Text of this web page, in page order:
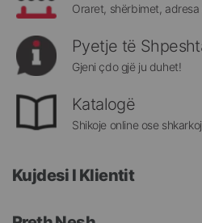
Oraret, shërbimet,
Pyetje të
Gjeni çdo gjë ju duhet!
Katalogë
Shikoje online ose
Kujdesi I Klientit